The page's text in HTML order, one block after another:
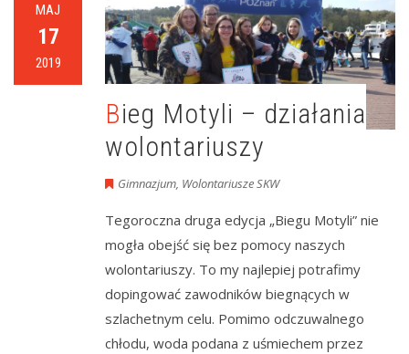
MAJ
17
2019
Bieg Motyli – działania
wolontariuszy
Gimnazjum, Wolontariusze SKW
Tegoroczna druga edycja „Biegu Motyli” nie
mogła obejść się bez pomocy naszych
wolontariuszy. To my najlepiej potrafimy
dopingować zawodników biegnących w
szlachetnym celu. Pomimo odczuwalnego
chłodu, woda podana z uśmiechem przez